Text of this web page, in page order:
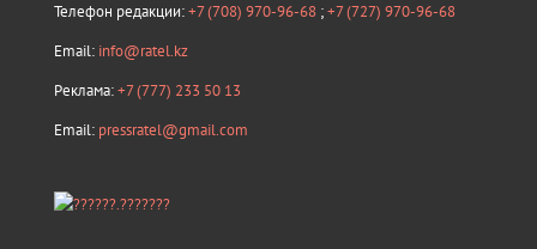
Телефон редакции:+7 (708) 970-96-68 ;+7 (727) 970-96-68
Email: info@ratel.kz
Реклама:+7 (777) 233 50 13
Email: pressratel@gmail.com